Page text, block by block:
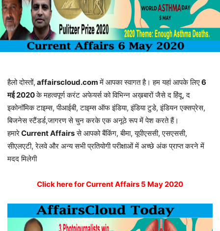
हैलो दोस्तों, affairscloud.comमें आपका स्वागत है। हम यहां आपके लिए6
मई2020के महत्वपूर्ण करंट अफेयर्स को विभिन्न अख़बारों जैसे द हिंदू, द
इकोनॉमिक टाइम्स, पीआईबी, टाइम्स ऑफ इंडिया, इंडिया टुडे, इंडियन एक्सप्रेस,
बिजनेस स्टैंडर्ड,जागरण से चुन करके एक अनूठे रूप में पेश करते हैं।
हमारेCurrent Affairsसे आपको बैंकिंग, बीमा, यूपीएससी, एसएससी,
सीएलएटी, रेलवे और अन्य सभी प्रतियोगी परीक्षाओं में अच्छे अंक प्राप्त करने में
मदद मिलेगी
Click here for Current Affairs 5 May 2020